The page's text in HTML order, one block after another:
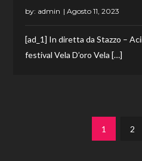
by: admin
[ad_1] In diretta da Stazzo –
festival Vela D’oro Vela […]
Paginazione
Page
1 2